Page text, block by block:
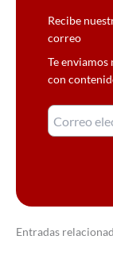
Recibe
correo
Te
con
Entradas